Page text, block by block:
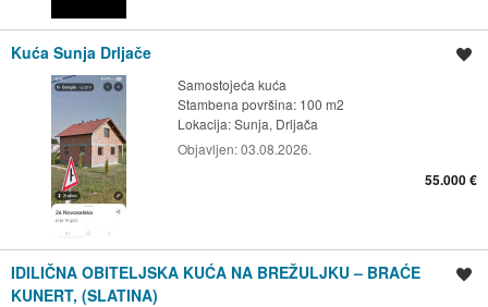
Kuća Sunja Drljače
Samostojeća kuća
Stambena površina: 100 m2
Lokacija:Sunja, Drljača
Objavljen:03.08.2026.
55.000 €
IDILIČNA OBITELJSKA KUĆA NA BREŽULJKU – BRAĆE
KUNERT, (SLATINA)